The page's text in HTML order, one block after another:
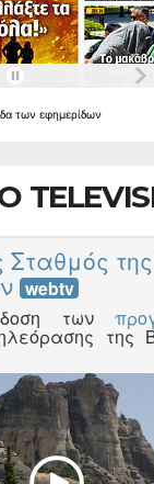
των εφημερίδων